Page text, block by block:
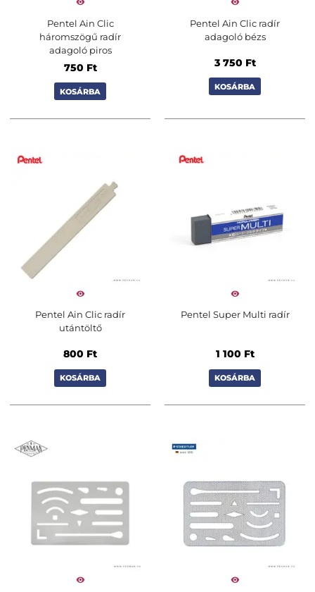
Pentel Ain Clic
háromszögű radír
adagoló piros
750 Ft
KOSÁRBA
Pentel Ain Clic radír
adagoló bézs
3 750 Ft
KOSÁRBA
Pentel Ain Clic radír
utántöltő
800 Ft
KOSÁRBA
Pentel Super Multi radír
1 100 Ft
KOSÁRBA